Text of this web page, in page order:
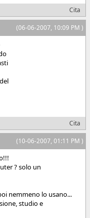
Cita
(06-06-2007, 10:09 PM )
Cita
(10-06-2007, 01:11 PM )
? solo un
nemmeno lo usano...
studio e